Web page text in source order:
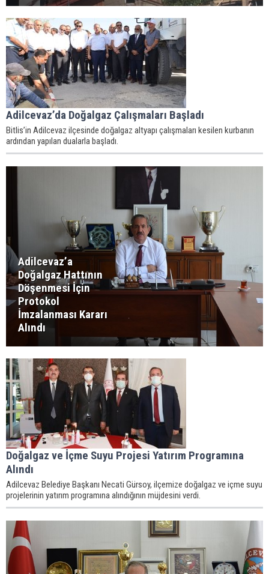
Adilcevaz’da Doğalgaz Çalışmaları Başladı
Bitlis’in Adilcevaz ilçesinde doğalgaz altyapı çalışmaları kesilen kurbanın
ardından yapılan dualarla başladı.
Adilcevaz’a
Doğalgaz Hattının
Döşenmesi İçin
Protokol
İmzalanması Kararı
Alındı
Doğalgaz ve İçme Suyu Projesi Yatırım Programına
Alındı
Adilcevaz Belediye Başkanı Necati Gürsoy, ilçemize doğalgaz ve içme suyu
projelerinin yatırım programına alındığının müjdesini verdi.